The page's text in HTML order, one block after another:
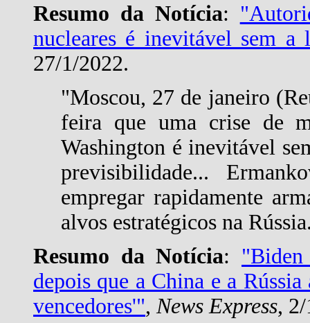
Resumo da Notícia:
nucleares é inevitável sem a
27/1/2022.
"Moscou, 27 de janeiro
feira que uma crise de
Washington é inevitável
previsibilidade...
empregar rapidamente
alvos estratégicos na
Resumo da Notícia:
depois que a China e a
vencedores'", News Express,